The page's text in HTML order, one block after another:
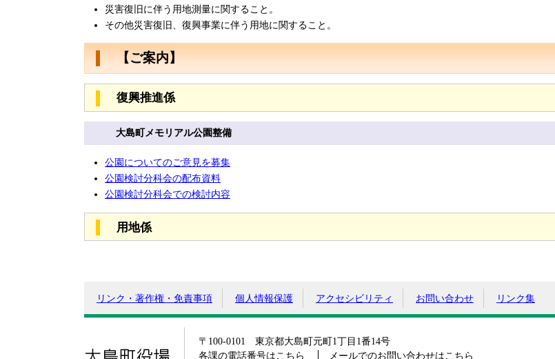
災害復旧に伴う用地測量に関すること。
その他災害復旧、復興事業に伴う用地に関すること。
【ご案内】
復興推進係
大島町メモリアル公園整備
公園についてのご意見を募集
公園検討分科会の配布資料
公園検討分科会での検討内容
用地係
リンク・著作権・免責事項 個人情報保護 アクセシビリティ お問い合わせ リンク集
大島町役場
〒100-0101 東京都大島町元町1丁目1番14号
各課の電話番号はこちら
メールでのお問い合わせはこちら